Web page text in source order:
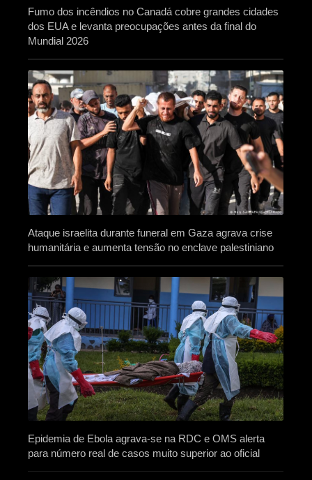
Fumo dos incêndios no Canadá cobre grandes cidades
dos EUA e levanta preocupações antes da final do
Mundial 2026
Ataque israelita durante funeral em Gaza agrava crise
humanitária e aumenta tensão no enclave palestiniano
Epidemia de Ebola agrava-se na RDC e OMS alerta
para número real de casos muito superior ao oficial